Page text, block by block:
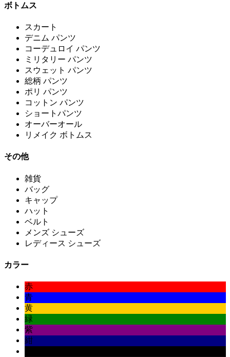
ボトムス
スカート
デニム パンツ
コーデュロイ パンツ
ミリタリー パンツ
スウェット パンツ
総柄 パンツ
ポリ パンツ
コットン パンツ
ショートパンツ
オーバーオール
リメイク ボトムス
その他
雑貨
バッグ
キャップ
ハット
ベルト
メンズ シューズ
レディース シューズ
カラー
赤
青
黄
緑
紫
紺